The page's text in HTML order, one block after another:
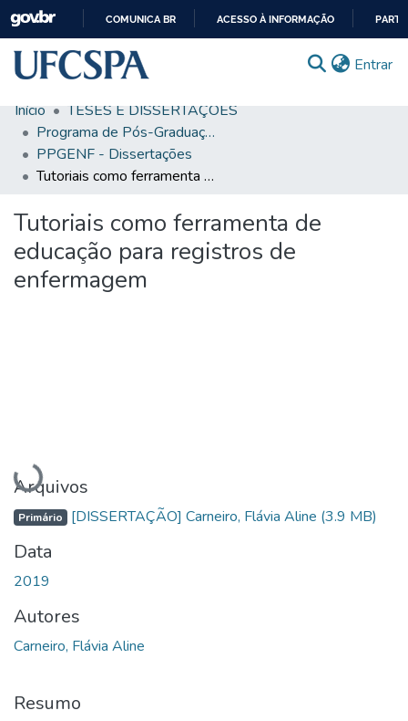
CONTEÚDO
COMUNICA BR ACESSO À INFORMAÇÃO
Entrar
Comunidades & Coleções
Busca Facetada
Autoarquivamento
Sobre o RI-UFCSPA
Início
TESES E DISSERTAÇÕES
Programa de Pós-Graduação em Enfermagem
PPGENF - Dissertações
Tutoriais como ferramenta de educação para registros de enfermagem
Tutoriais como ferramenta de
educação para registros de
enfermagem
Carregando...
Arquivos
Primário [DISSERTAÇÃO] Carneiro, Flávia Aline (3.9 MB)
Data
2019
Autores
Carneiro, Flávia Aline
Resumo